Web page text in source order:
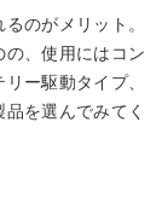
のがメリット。
、使用にはコン
ー駆動タイプ、
を選んでみてく